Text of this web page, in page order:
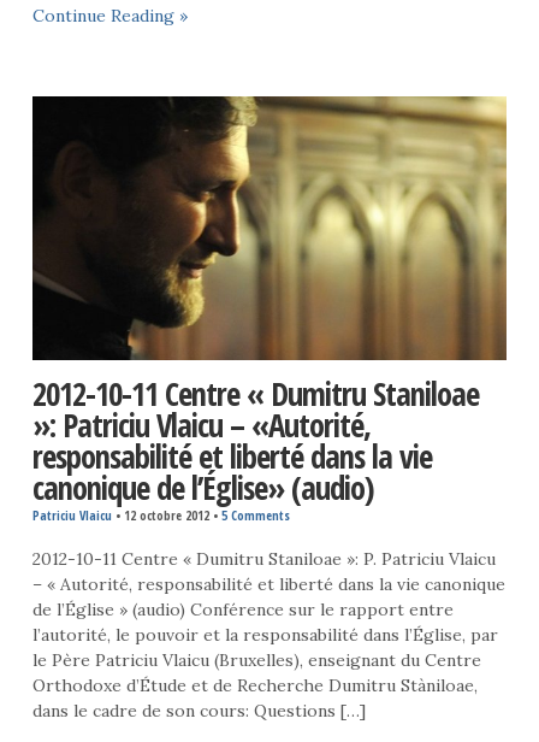
Continue Reading »
2012-10-11 Centre « Dumitru Staniloae
»: Patriciu Vlaicu – «Autorité,
responsabilité et liberté dans la vie
canonique de l’Église» (audio)
Patriciu Vlaicu • 12 octobre 2012• 5 Comments
2012-10-11 Centre « Dumitru Staniloae »: P. Patriciu Vlaicu
– « Autorité, responsabilité et liberté dans la vie canonique
de l’Église » (audio) Conférence sur le rapport entre
l’autorité, le pouvoir et la responsabilité dans l’Église, par
le Père Patriciu Vlaicu (Bruxelles), enseignant du Centre
Orthodoxe d’Étude et de Recherche Dumitru Stàniloae,
dans le cadre de son cours: Questions […]